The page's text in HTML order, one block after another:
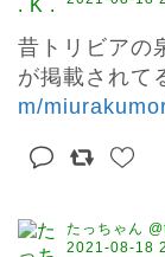
昔トリビアの
が掲載されて
m/
たっちゃん
2021-08-18